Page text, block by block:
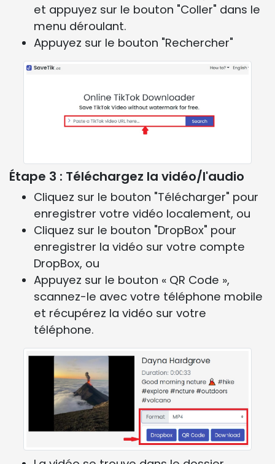
et appuyez sur le bouton "Coller" dans le
menu déroulant.
Appuyez sur le bouton "Rechercher"
Étape 3 : Téléchargez la vidéo/l'audio
Cliquez sur le bouton "Télécharger" pour
enregistrer votre vidéo localement, ou
Cliquez sur le bouton "DropBox" pour
enregistrer la vidéo sur votre compte
DropBox, ou
Appuyez sur le bouton « QR Code »,
scannez-le avec votre téléphone mobile
et récupérez la vidéo sur votre
téléphone.